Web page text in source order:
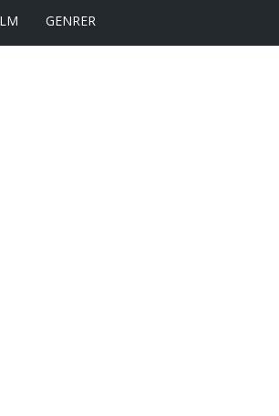
GENRER